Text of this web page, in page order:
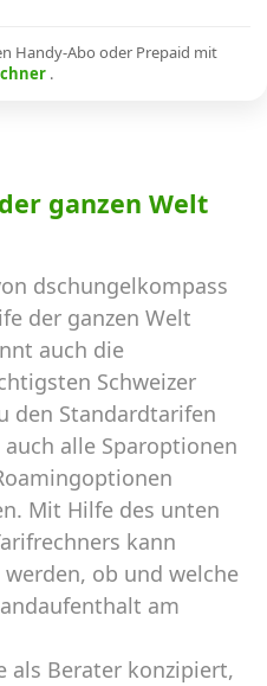
Handy-Abo oder Prepaid mit
.
ganzen Welt
dschungelkompass
der ganzen Welt
auch die
Schweizer
den Standardtarifen
alle Sparoptionen
Mit Hilfe des unten
kann
ob und welche
am
als Berater konzipiert,